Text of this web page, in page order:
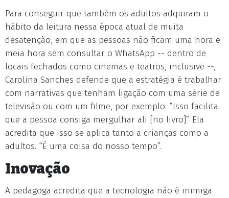
Para conseguir que também os adultos adquiram o
hábito da leitura nessa época atual de muita
desatenção, em que as pessoas não ficam uma hora e
meia hora sem consultar o WhatsApp -- dentro de
locais fechados como cinemas e teatros, inclusive --,
Carolina Sanches defende que a estratégia é trabalhar
com narrativas que tenham ligação com uma série de
televisão ou com um filme, por exemplo. “Isso facilita
que a pessoa consiga mergulhar ali [no livro]”. Ela
acredita que isso se aplica tanto a crianças como a
adultos. “É uma coisa do nosso tempo”.
Inovação
A pedagoga acredita que a tecnologia não é inimiga